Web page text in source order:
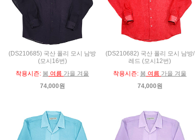
(DS210685) 국산 폴리 모시 남방
(모시16번)
착용시즌: 봄 여름 가을 겨울
74,000원
(DS210682) 국산 폴리 모시 남방/
레드 (모시12번)
착용시즌: 봄 여름 가을 겨울
74,000원